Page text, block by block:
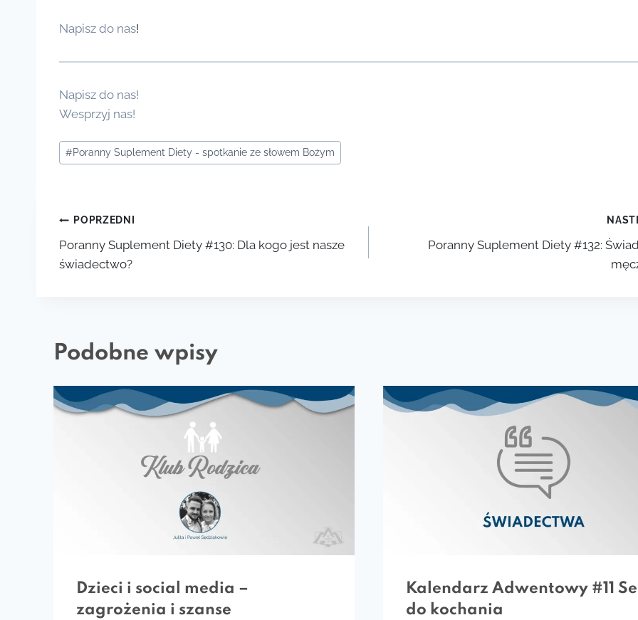
Napisz do nas!
Napisz do nas!
Wesprzyj nas!
Tagi
wpisu:
#Poranny Suplement Diety - spotkanie ze słowem Bożym
Nawigacja
wpisu
POPRZEDNI
Poranny Suplement Diety #130: Dla kogo jest nasze
świadectwo?
Poranny Suplement Diety #132:
Podobne wpisy
Dzieci i social media –
zagrożenia i szanse
Kalendarz Adwentowy #11
do kochania